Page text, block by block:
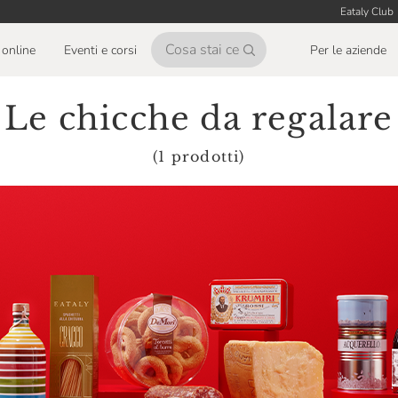
Eataly Club
Eventi e corsi Per le aziende
Le chicche da regalare
(1 prodotti)